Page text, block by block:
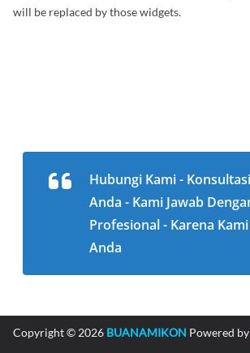
will be replaced by those widgets.
Hubungi Kami -
Anda - Kami Jawab
Profesional - Karena
Anda
Copyright © 2026 BUANAMIKON Powered by